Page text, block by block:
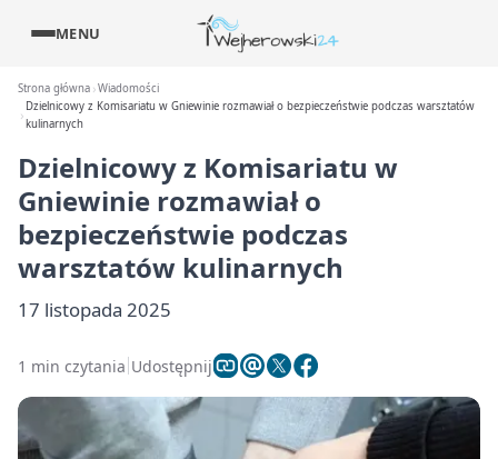
MENU
Strona główna Wiadomości
Dzielnicowy z Komisariatu w Gniewinie rozmawiał o bezpieczeństwie podczas warsztatów
kulinarnych
Dzielnicowy z Komisariatu w
Gniewinie rozmawiał o
bezpieczeństwie podczas
warsztatów kulinarnych
17 listopada 2025
1 min czytania Udostępnij